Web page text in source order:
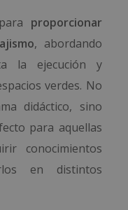
proporcionar
, abordando
la ejecución y
verdes. No
didáctico, sino
para aquellas
conocimientos
en distintos